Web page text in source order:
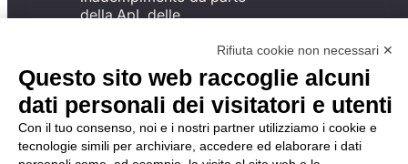
della ApL delle
del Codice di Condotta, è
possibile presentare un
reclamo
all’Organismo di
Monitoraggio utilizzando
una delle modalità
descritte al seguente
Rifiuta cookie non necessari ✕
Questo sito web raccoglie alcuni
dati personali dei visitatori e utenti
Con il tuo consenso, noi e i nostri partner utilizziamo i cookie e
tecnologie simili per archiviare, accedere ed elaborare i dati